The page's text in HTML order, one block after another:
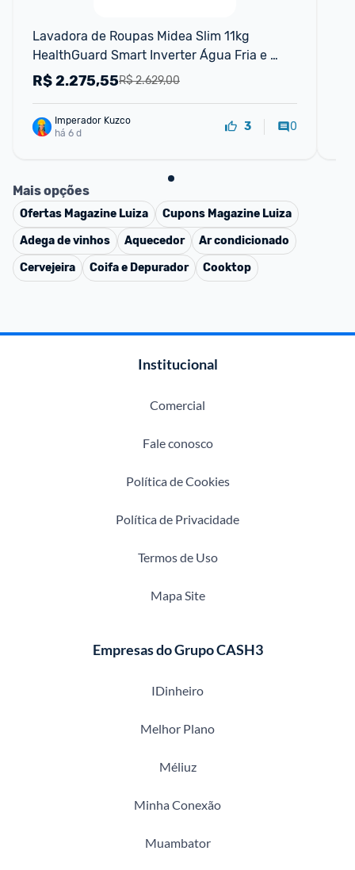
Lavadora de Roupas Midea Slim 11kg
HealthGuard Smart Inverter Água Fria e
Quente Titanium MF201D110WBWK-01 - 110V
R$ 2.629,00
R$2.275,55
Imperador Kuzco
há 6 d
3 0
Mais opções
Ofertas Magazine Luiza Cupons Magazine Luiza
Adega de vinhos
Aquecedor
Ar condicionado
Cervejeira
Coifa e Depurador Cooktop
Institucional
Comercial
Fale conosco
Política de Cookies
Política de Privacidade
Termos de Uso
Mapa Site
Empresas do Grupo CASH3
IDinheiro
Melhor Plano
Méliuz
Minha Conexão
Muambator